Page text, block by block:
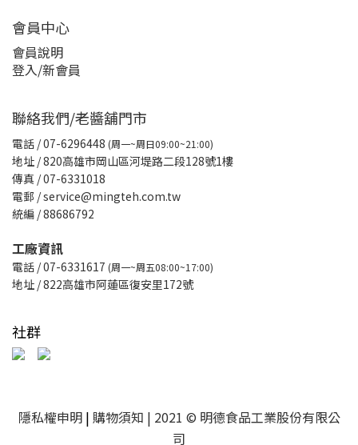
會員中心
會員說明
登入/新會員
聯絡我們/老醬舖門市
電話 / 07-6296448 (周一~周日09:00~21:00)
地址 / 820高雄市岡山區河堤路二段128號1樓
傳真 / 07-6331018
電郵 / service@mingteh.com.tw
統編 / 88686792
工廠資訊
電話 / 07-6331617 (周一~周五08:00~17:00)
地址 / 822高雄市阿蓮區復安里172號
社群
隱私權申明 | 購物須知 | 2021 © 明德食品工業股份有限公
司